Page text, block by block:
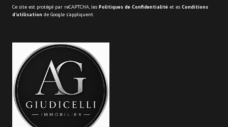
Ce site est protégé par reCAPTCHA, les Politiques de Confidentialité et es Conditions
d'utilisation de Google s'appliquent.